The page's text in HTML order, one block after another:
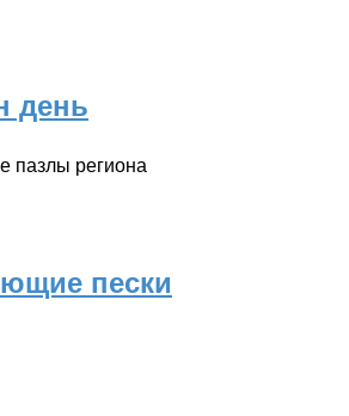
день
пазлы региона
пески